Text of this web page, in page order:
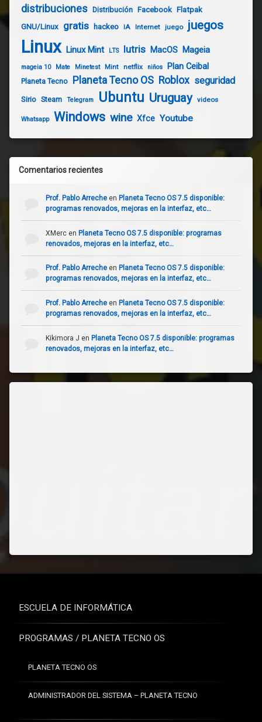
distribuciones Distribución Facebook Flatpak
GNU/Linux gratis hackeo IA Internet juego juegos
Linux Linux Mint LTS lutris MacOS Mageia
mageia 10 Mate Minetest Mint netflix niños Plan Ceibal
Planeta Tecno Planeta Tecno OS Roblox seguridad
Sirio Steam Telegram Ubuntu Uruguay videos
Whatsapp Windows wine Xfce Youtube
Comentarios recientes
Prof. Pablo Arrecheen Planeta Tecno OS 7.5 disponible:
programas renovados, mejoras en la interfaz, etc…
XMercen Planeta Tecno OS 7.5 disponible: programas
renovados, mejoras en la interfaz, etc…
Prof. Pablo Arrecheen Planeta Tecno OS 7.5 disponible:
programas renovados, mejoras en la interfaz, etc…
Prof. Pablo Arrecheen Planeta Tecno OS 7.5 disponible:
programas renovados, mejoras en la interfaz, etc…
Kikimora J en Planeta Tecno OS 7.5 disponible: programas
renovados, mejoras en la interfaz, etc…
ESCUELA DE INFORMÁTICA
PROGRAMAS / PLANETA TECNO OS
PLANETA TECNO OS
ADMINISTRADOR DEL SISTEMA – PLANETA TECNO